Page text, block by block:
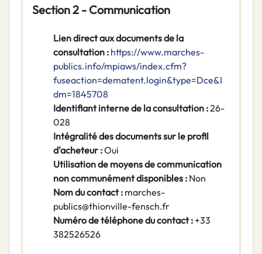
Section 2 - Communication
Lien direct aux documents de la
consultation : https://www.marches-
publics.info/mpiaws/index.cfm?
fuseaction=dematent.login&type=Dce&I
dm=1845708
Identifiant interne de la consultation :26-
028
Intégralité des documents sur le profil
d'acheteur :Oui
Utilisation de moyens de communication
non communément disponibles : Non
Nom du contact : marches-
publics@thionville-fensch.fr
Numéro de téléphone du contact : +33
382526526